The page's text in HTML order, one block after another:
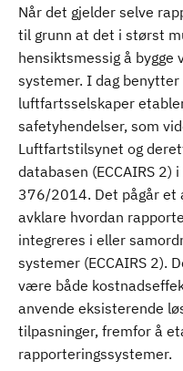
Når det gjelder selve
til grunn at det i størst
hensiktsmessig å bygge
systemer. I dag
luftfartsselskaper
safetyhendelser, som
Luftfartstilsynet og
databasen (ECCAIRS 2)
376/2014. Det pågår et
avklare hvordan
integreres i eller
systemer (ECCAIRS 2).
være både
anvende eksisterende
tilpasninger, fremfor å
rapporteringssystemer.